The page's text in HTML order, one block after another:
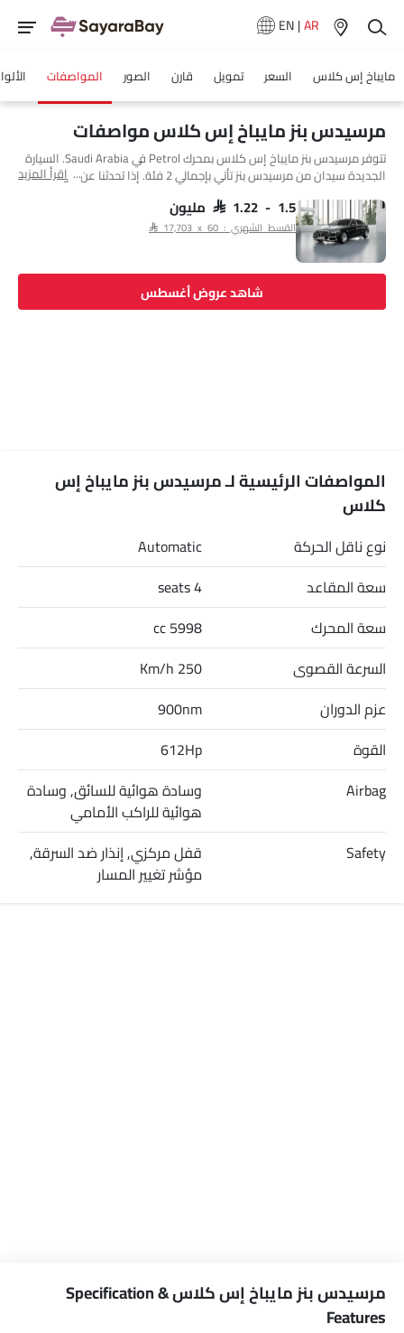
EN|AR
مايباخ إس كلاس السعر تمويل قارن الصور المواصفات
مرسيدس بنز مايباخ إس كلاس مواصفات
تتوفر مرسيدس بنز مايباخ إس كلاس بمحرك Petrol في Saudi Arabia. السيارة
الجديدة سيدان من مرسيدس بنز تأتي بإجمالي 2 فئة. إذا تحدثنا عن مواصفات
1921 MM وقاعدة عجلاتها 3396 MM.
اقرأ المزيد
SAR 1.22 - 1.5 مليون
القسط الشهري : SAR 17,703 x 60
شاهد عروض أغسطس
المواصفات الرئيسية لـ مرسيدس بنز مايباخ إس
كلاس
نوع ناقل الحركة
Automatic
سعة المقاعد
4 seats
سعة المحرك
5998 cc
السرعة القصوى
250 Km/h
عزم الدوران
900nm
القوة
612Hp
Airbag
وسادة هوائية للسائق, وسادة
هوائية للراكب الأمامي
Safety
قفل مركزي, إنذار ضد السرقة,
مؤشر تغيير المسار
مرسيدس بنز مايباخ إس كلاس Specification &
Features